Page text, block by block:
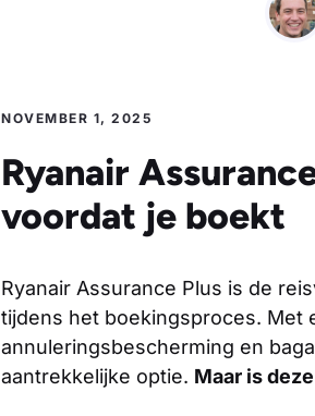
NOVEMBER 1, 2025
Ryanair
voordat je boekt
Ryanair Assurance Plus is de
tijdens het boekingsproces. Met
annuleringsbescherming en
aantrekkelijke optie. Maar is